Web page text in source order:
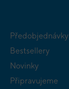
Předobjednávky
Bestsellery
Novinky
Připravujeme